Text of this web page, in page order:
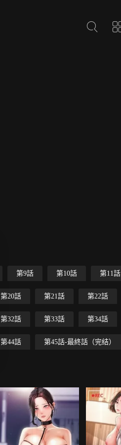
第9話 第10話 第11話
第20話 第21話 第22話
第32話 第33話 第34話
第44話 第45話-最終話（完结）